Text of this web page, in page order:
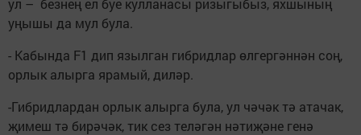
уңышы да мул була.
- Кабында F1 дип язылган гибридлар өлгергәннән соң,
орлык алырга ярамый, диләр.
-Гибридлардан орлык алырга була, ул чәчәк тә атачак,
җимеш тә бирәчәк, тик сез теләгән нәтиҗәне генә